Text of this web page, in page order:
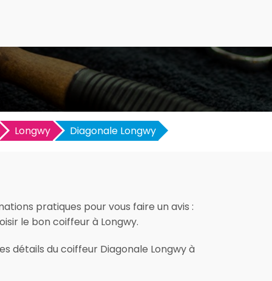
Longwy Diagonale Longwy
pratiques pour vous faire un avis :
le bon coiffeur à Longwy.
détails du coiffeur Diagonale Longwy à